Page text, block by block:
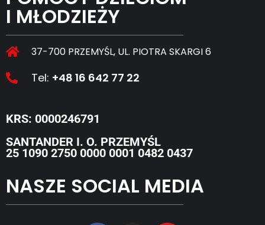
I MŁODZIEŻY
37-700 PRZEMYŚL, UL. PIOTRA SKARGI 6
Tel: +48 16 642 77 22
KRS: 0000246791
SANTANDER I. O. PRZEMYŚL
25 1090 2750 0000 0001 0482 0437
NASZE SOCIAL MEDIA